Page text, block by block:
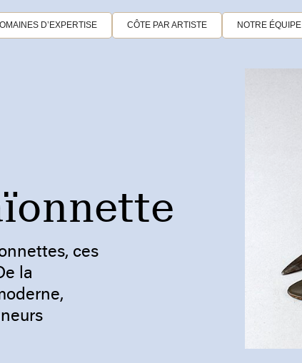
D’EXPERTISE CÔTE PAR ARTISTE NOTRE ÉQUIPE
ces
la